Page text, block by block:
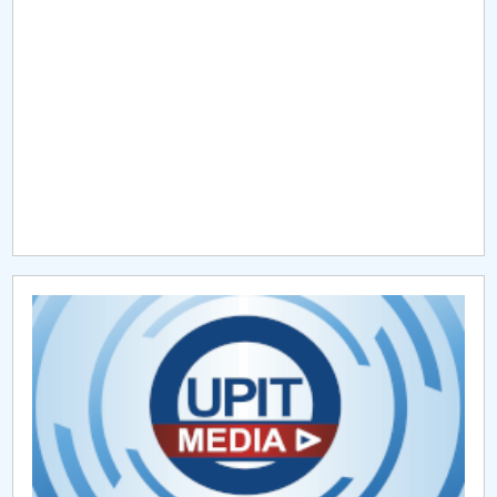
Chestionar angajabilitate ALUMNI – UPB
CAR2026
MENIU CANTINA
O NOUĂ REALITATE: De ce panica este cel mai rău
lucru care se poate întâmpla?